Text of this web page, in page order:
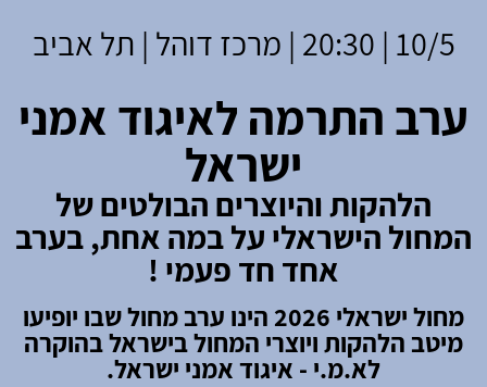
10/5 | 20:30 | מרכז דוהל | תל אביב
ערב התרמה לאיגוד אמני
ישראל
הלהקות והיוצרים הבולטים של
המחול הישראלי על במה אחת, בערב
אחד חד פעמי !
מחול ישראלי 2026 הינו ערב מחול שבו יופיעו
מיטב הלהקות ויוצרי המחול בישראל בהוקרה
לא.מ.י - איגוד אמני ישראל.